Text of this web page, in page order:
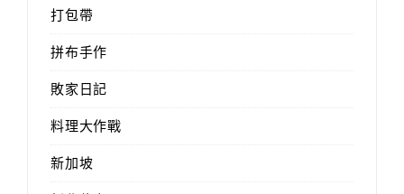
打包帶
拼布手作
敗家日記
料理大作戰
新加坡